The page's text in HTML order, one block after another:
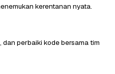
kerentanan nyata.
perbaiki kode bersama tim